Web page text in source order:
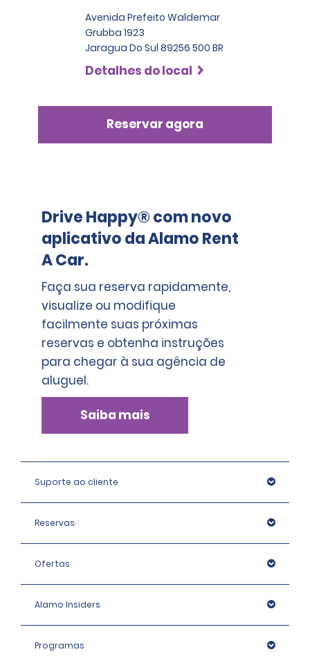
Avenida Prefeito Waldemar
Grubba 1923
Jaragua Do Sul 89256 500 BR
Detalhes do local
Reservar agora
Drive Happy® com novo
aplicativo da Alamo Rent
A Car.
Faça sua reserva rapidamente,
visualize ou modifique
facilmente suas próximas
reservas e obtenha instruções
para chegar à sua agência de
aluguel.
Saiba mais
Suporte ao cliente
Reservas
Ofertas
Alamo Insiders
Programas